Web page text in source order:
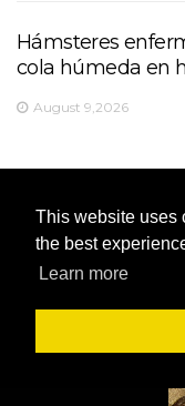
This website uses
the best
Learn more
Hámsteres
cola húmeda en
August 9,2026